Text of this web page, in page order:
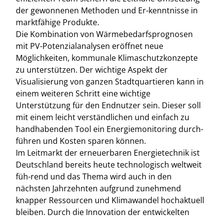
der gewonnenen Methoden und Er-kenntnisse in
marktfähige Produkte.
Die Kombination von Wärmebedarfsprognosen
mit PV-Potenzialanalysen eröffnet neue
Möglichkeiten, kommunale Klimaschutzkonzepte
zu unterstützen. Der wichtige Aspekt der
Visualisierung von ganzen Stadtquartieren kann in
einem weiteren Schritt eine wichtige
Unterstützung für den Endnutzer sein. Dieser soll
mit einem leicht verständlichen und einfach zu
handhabenden Tool ein Energiemonitoring durch-
führen und Kosten sparen können.
Im Leitmarkt der erneuerbaren Energietechnik ist
Deutschland bereits heute technologisch weltweit
füh-rend und das Thema wird auch in den
nächsten Jahrzehnten aufgrund zunehmend
knapper Ressourcen und Klimawandel hochaktuell
bleiben. Durch die Innovation der entwickelten